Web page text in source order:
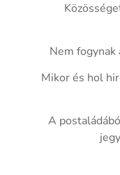
Nem
Mikor és hol
A